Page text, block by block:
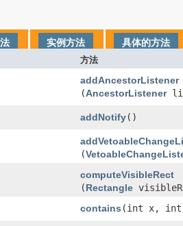
实例方法 具体的方法
方法
addAncestorListener
(AncestorListener
addNotify()
(
computeVisibleRect
(Rectangle
contains ​(int x,